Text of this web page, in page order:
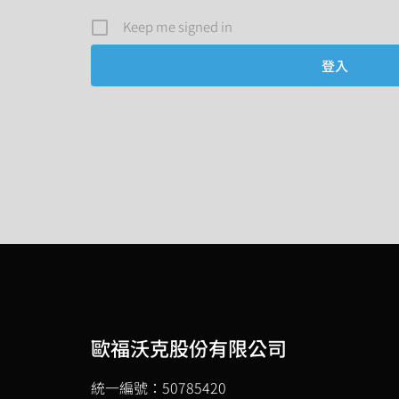
Keep me signed in
歐福沃克股份有限公司
統一編號：50785420